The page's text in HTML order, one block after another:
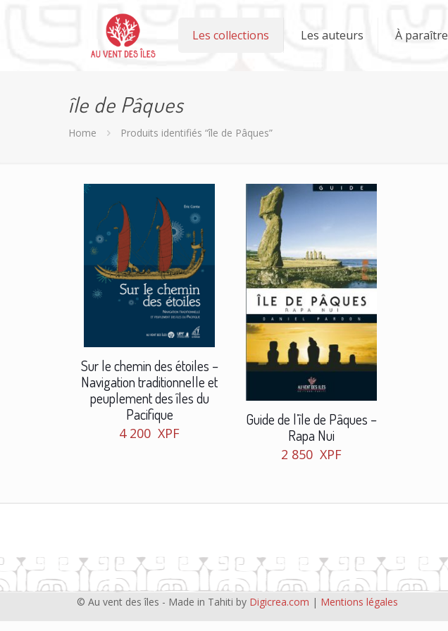
Les collections Les auteurs À paraître
île de Pâques
Home Produits identifiés “île de Pâques”
Sur le chemin des étoiles –
Navigation traditionnelle et
peuplement des îles du
Pacifique
4 200 XPF
Guide de l’île de Pâques –
Rapa Nui
2 850 XPF
© Au vent des îles - Made in Tahiti by Digicrea.com | Mentions légales